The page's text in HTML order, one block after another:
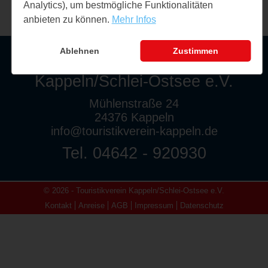
Touristikverein
Kappeln/Schlei-Ostsee e.V.
Mühlenstraße 24
24376 Kappeln
info@touristikverein-kappeln.de
Tel. 04642 - 920930
© 2026 - Touristikverein Kappeln/Schlei-Ostsee e.V.
Kontakt
Anreise AGB Impressum Datenschutz
Analytics), um bestmögliche Funktionalitäten
anbieten zu können. Mehr Infos
Ablehnen Zustimmen